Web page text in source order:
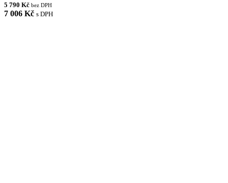
5 790 Kč bez DPH
7 006 Kč s DPH